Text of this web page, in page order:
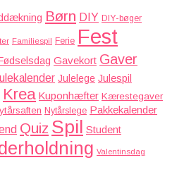
Børn DIY DIY-bøger
Familiespil Ferie Fest
Gavekort Gaver
Julelege Julespil
Krea Kuponhæfter Kærestegaver
Nytårslege Pakkekalender
Quiz Spil Student
Valentinsdag